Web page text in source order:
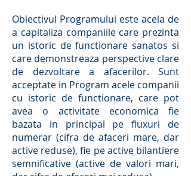
Obiectivul Programului este acela de
a capitaliza companiile care prezinta
un istoric de functionare sanatos si
care demonstreaza perspective clare
de dezvoltare a afacerilor. Sunt
acceptate in Program acele companii
cu istoric de functionare, care pot
avea o activitate economica fie
bazata in principal pe fluxuri de
numerar (cifra de afaceri mare, dar
active reduse), fie pe active bilantiere
semnificative (active de valori mari,